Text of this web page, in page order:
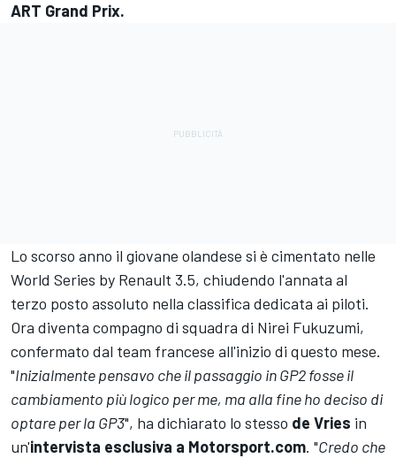
ART Grand Prix.
Lo scorso anno il giovane olandese si è cimentato nelle
World Series by Renault 3.5, chiudendo l'annata al
terzo posto assoluto nella classifica dedicata ai piloti.
Ora diventa compagno di squadra di Nirei Fukuzumi,
confermato dal team francese all'inizio di questo mese.
"Inizialmente pensavo che il passaggio in GP2 fosse il
cambiamento più logico per me, ma alla fine ho deciso di
optare per la GP3", ha dichiarato lo stesso de Vries in
un'intervista esclusiva a Motorsport.com. "Credo che